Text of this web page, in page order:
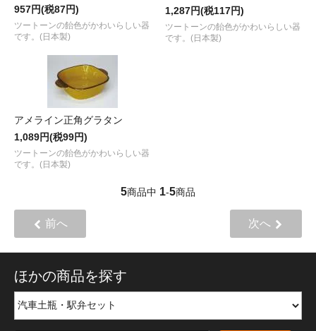
957円(税87円)
ツートーンの飴色がかわいらしい器
です。(日本製)
1,287円(税117円)
ツートーンの飴色がかわいらしい器
です。(日本製)
アメライン正角グラタン
1,089円(税99円)
ツートーンの飴色がかわいらしい器
です。(日本製)
5商品中 1-5商品
前へ 次へ
ほかの商品を探す